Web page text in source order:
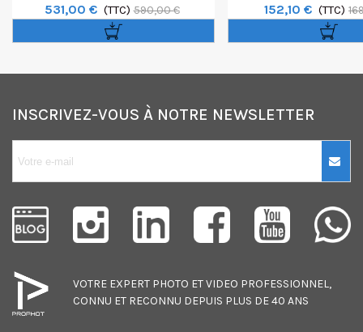
531,00 € (TTC) 590,00 €
Batterie Li-
152,10 € (TTC)
INSCRIVEZ-VOUS À NOTRE NEWSLETTER
VOTRE EXPERT PHOTO ETVIDEO PROFESSIONNEL,
CONNU ET RECONNU DEPUIS PLUS DE 40 ANS
10€ OFFERTS sur
votre premier
achat !
Consultez notre politique de
confidentialité.